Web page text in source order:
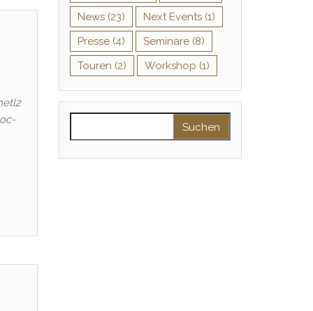
News(23) Next Events(1)
Presse(4) Seminare(8)
Touren (2) Workshop (1)